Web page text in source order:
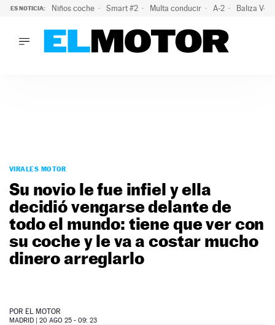
ES NOTICIA: Niños coche Smart #2 Multa conducir A-2 Baliza V-
PODCAST
MOTOS
TECNOLOGÍA
SUPERCOCHES
PREMIOS
SERVICIOS
VIRALES MOTOR
Su novio le fue infiel y ella
decidió vengarse delante de
todo el mundo: tiene que ver con
su coche y le va a costar mucho
dinero arreglarlo
POR EL MOTOR
MADRID | 20 AGO 25 - 09: 23